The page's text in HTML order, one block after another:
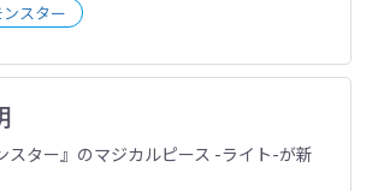
スター
スター』のマジカルピース -ライト-が新